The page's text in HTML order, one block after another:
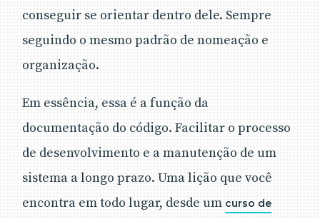
conseguir se orientar dentro dele. Sempre
seguindo o mesmo padrão de nomeação e
organização.
Em essência, essa é a função da
documentação do código. Facilitar o processo
de desenvolvimento e a manutenção de um
sistema a longo prazo. Uma lição que você
encontra em todo lugar, desde um curso de